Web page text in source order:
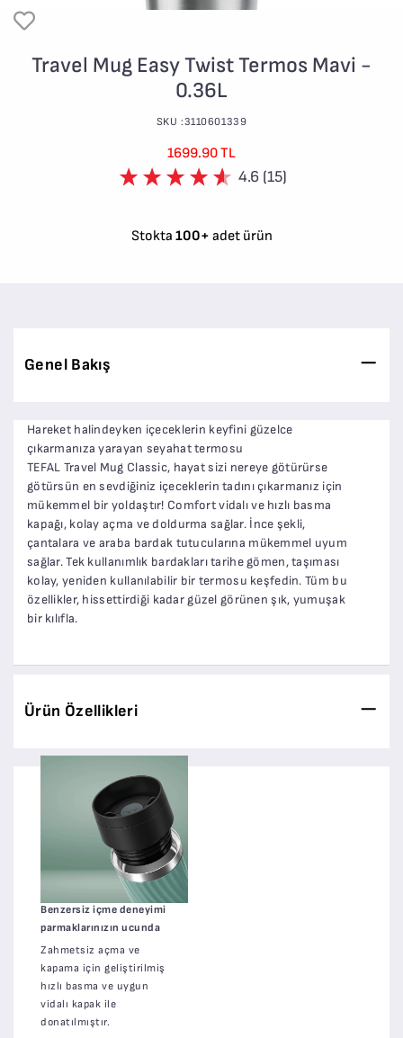
Travel Mug Easy Twist Termos Mavi -
0.36L
SKU :3110601339
1699.90 TL
4.6 (15)
Stokta 100+ adet ürün
Genel Bakış
Hareket halindeyken içeceklerin keyfini güzelce
çıkarmanıza yarayan seyahat termosu
TEFAL Travel Mug Classic, hayat sizi nereye götürürse
götürsün en sevdiğiniz içeceklerin tadını çıkarmanız için
mükemmel bir yoldaştır! Comfort vidalı ve hızlı basma
kapağı, kolay açma ve doldurma sağlar. İnce şekli,
çantalara ve araba bardak tutucularına mükemmel uyum
sağlar. Tek kullanımlık bardakları tarihe gömen, taşıması
kolay, yeniden kullanılabilir bir termosu keşfedin. Tüm bu
özellikler, hissettirdiği kadar güzel görünen şık, yumuşak
bir kılıfla.
Ürün Özellikleri
Benzersiz içme deneyimi
parmaklarınızın ucunda
Zahmetsiz açma ve
kapama için geliştirilmiş
hızlı basma ve uygun
vidalı kapak ile
donatılmıştır.